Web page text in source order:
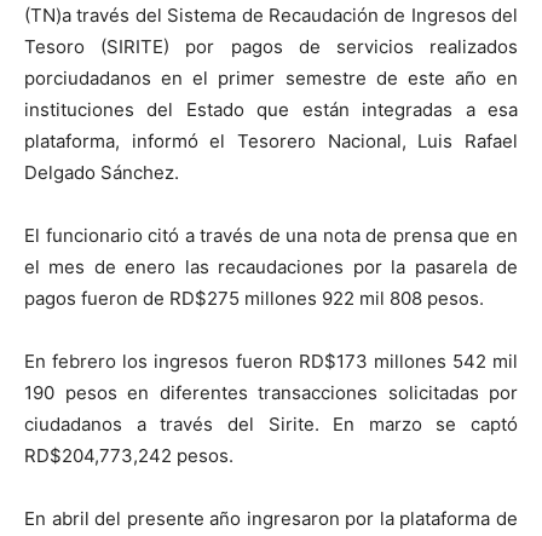
(TN)a través del Sistema de Recaudación de Ingresos del
Tesoro (SIRITE) por pagos de servicios realizados
porciudadanosen el primer semestre de este año en
institucionesdel Estadoque están integradas a esa
plataforma, informó elTesorero Nacional, Luis Rafael
Delgado Sánchez.
El funcionariocitó a través de una nota de prensaque en
el mes de enero las recaudaciones por la pasarela de
pagos fueron de RD$275 millones 922 mil 808 pesos.
En febrero los ingresos fueron RD$173 millones 542 mil
190 pesos en diferentes transacciones solicitadas por
ciudadanos a través del Sirite. En marzo se captó
RD$204,773,242 pesos.
En abrildel presente año ingresaron por la plataforma de